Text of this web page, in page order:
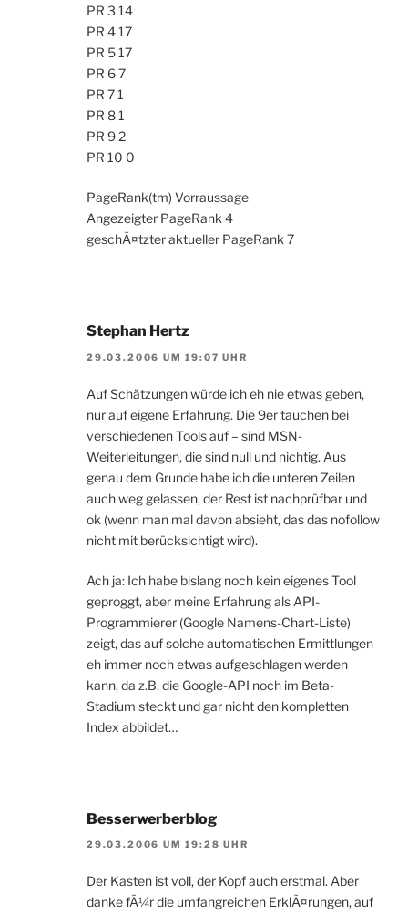
PR 3 14
PR 4 17
PR 5 17
PR 6 7
PR 7 1
PR 8 1
PR 9 2
PR 10 0
PageRank(tm) Vorraussage
Angezeigter PageRank 4
geschÃ¤tzter aktueller PageRank 7
Stephan Hertz
29.03.2006 UM 19:07 UHR
Auf Schätzungen würde ich eh nie etwas geben,
nur auf eigene Erfahrung. Die 9er tauchen bei
verschiedenen Tools auf – sind MSN-
Weiterleitungen, die sind null und nichtig. Aus
genau dem Grunde habe ich die unteren Zeilen
auch weg gelassen, der Rest ist nachprüfbar und
ok (wenn man mal davon absieht, das das nofollow
nicht mit berücksichtigt wird).
Ach ja: Ich habe bislang noch kein eigenes Tool
geproggt, aber meine Erfahrung als API-
Programmierer (Google Namens-Chart-Liste)
zeigt, das auf solche automatischen Ermittlungen
eh immer noch etwas aufgeschlagen werden
kann, da z.B. die Google-API noch im Beta-
Stadium steckt und gar nicht den kompletten
Index abbildet…
Besserwerberblog
29.03.2006 UM 19:28 UHR
Der Kasten ist voll, der Kopf auch erstmal. Aber
danke fÃ¼r die umfangreichen ErklÃ¤rungen, auf